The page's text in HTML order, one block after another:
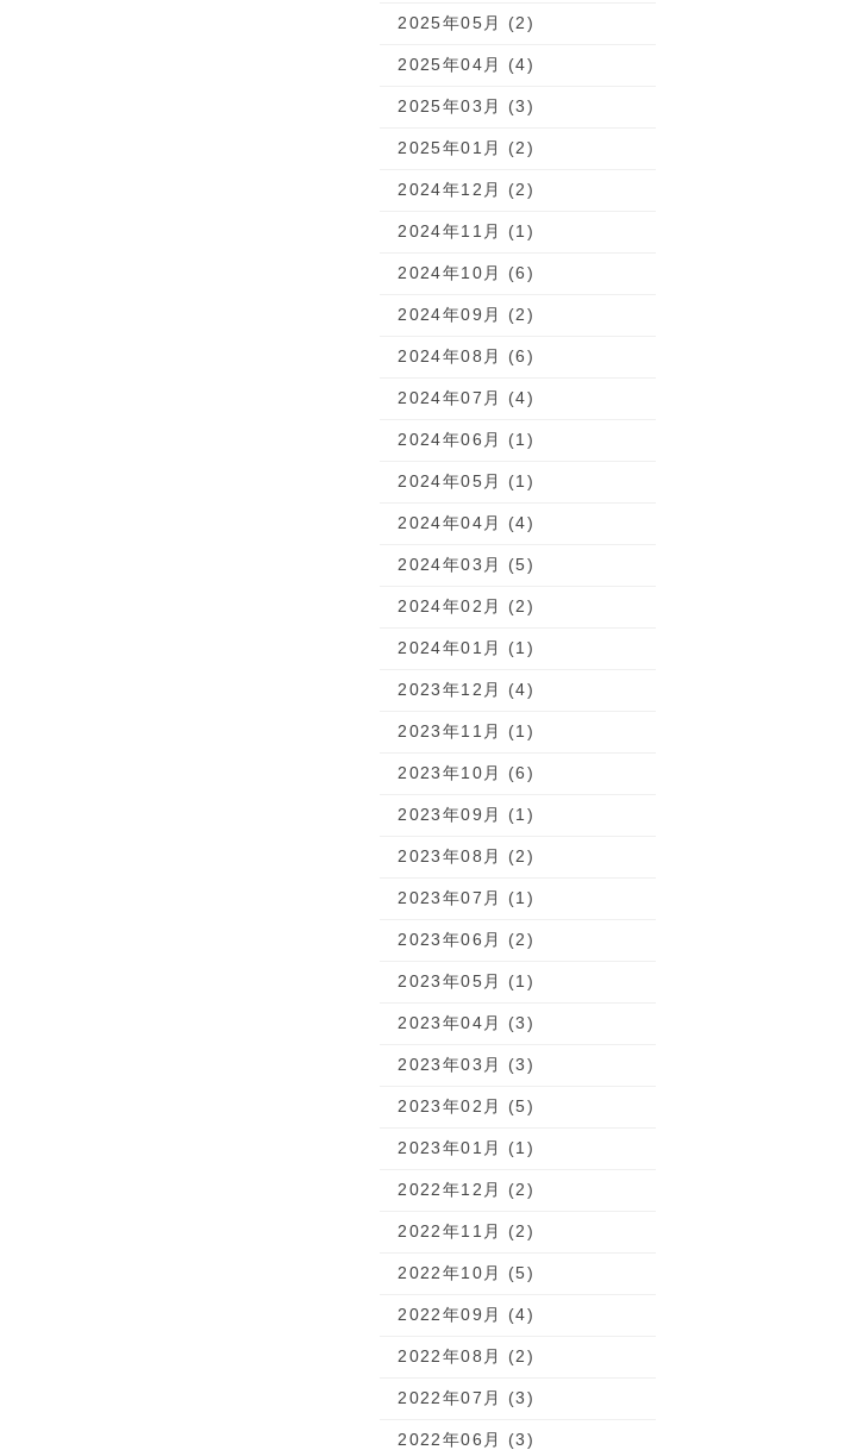
2025年05月 (2)
2025年04月 (4)
2025年03月 (3)
2025年01月 (2)
2024年12月 (2)
2024年11月 (1)
2024年10月 (6)
2024年09月 (2)
2024年08月 (6)
2024年07月 (4)
2024年06月 (1)
2024年05月 (1)
2024年04月 (4)
2024年03月 (5)
2024年02月 (2)
2024年01月 (1)
2023年12月 (4)
2023年11月 (1)
2023年10月 (6)
2023年09月 (1)
2023年08月 (2)
2023年07月 (1)
2023年06月 (2)
2023年05月 (1)
2023年04月 (3)
2023年03月 (3)
2023年02月 (5)
2023年01月 (1)
2022年12月 (2)
2022年11月 (2)
2022年10月 (5)
2022年09月 (4)
2022年08月 (2)
2022年07月 (3)
2022年06月 (3)